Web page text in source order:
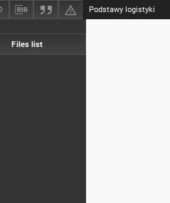
Podstawy logistyki
Files list